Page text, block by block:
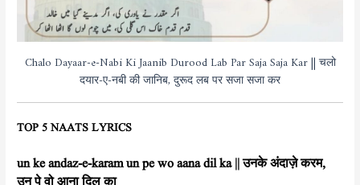
Chalo Dayaar-e-Nabi Ki Jaanib Durood Lab Par Saja Saja Kar || चलो
दयार-ए-नबी की जानिब, दुरूद लब पर सजा सजा कर
TOP 5 NAATS LYRICS
un ke andaz-e-karam un pe wo aana dil ka || उनके अंदाज़े करम,